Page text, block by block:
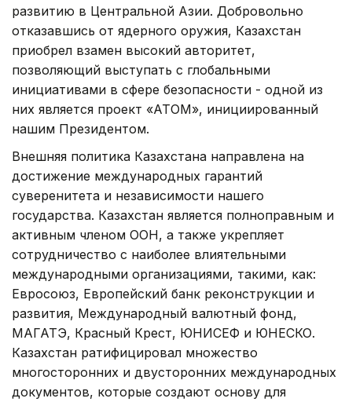
развитию в Центральной Азии. Добровольно
отказавшись от ядерного оружия, Казахстан
приобрел взамен высокий авторитет,
позволяющий выступать с глобальными
инициативами в сфере безопасности - одной из
них является проект «АТОМ», инициированный
нашим Президентом.
Внешняя политика Казахстана направлена на
достижение международных гарантий
суверенитета и независимости нашего
государства. Казахстан является полноправным и
активным членом ООН, а также укрепляет
сотрудничество с наиболее влиятельными
международными организациями, такими, как:
Евросоюз, Европейский банк реконструкции и
развития, Международный валютный фонд,
МАГАТЭ, Красный Крест, ЮНИСЕФ и ЮНЕСКО.
Казахстан ратифицировал множество
многосторонних и двусторонних международных
документов, которые создают основу для